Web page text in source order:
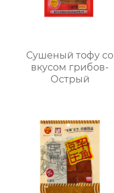
Сушеный тофу со
вкусом грибов-
Острый